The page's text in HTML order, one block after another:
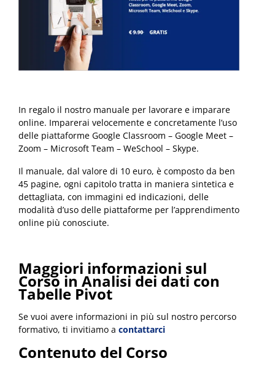
In regalo il nostro manuale per lavorare e imparare
online. Imparerai velocemente e concretamente l’uso
delle piattaforme Google Classroom – Google Meet –
Zoom – Microsoft Team – WeSchool – Skype.
Il manuale, dal valore di 10 euro, è composto da ben
45 pagine, ogni capitolo tratta in maniera sintetica e
dettagliata, con immagini ed indicazioni, delle
modalità d’uso delle piattaforme per l’apprendimento
online più conosciute.
Maggiori informazioni sul
Corsoin Analisi dei dati con
Tabelle Pivot
Se vuoi avere informazioni in più sul nostro percorso
formativo, ti invitiamo a contattarci
Contenuto del Corso